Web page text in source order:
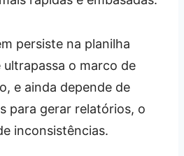
persiste na planilha
o marco de
e ainda depende de
para gerar relatórios, o
inconsistências.